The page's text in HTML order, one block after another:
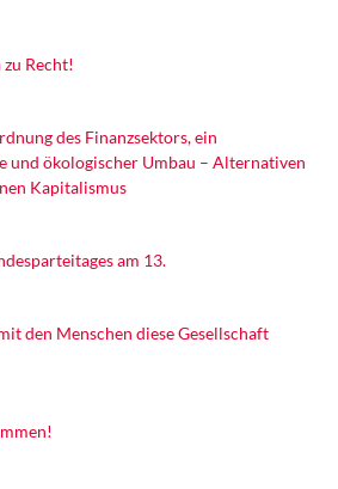
Recht!
des Finanzsektors, ein
und ökologischer Umbau – Alternativen
Kapitalismus
am 13.
den Menschen diese Gesellschaft